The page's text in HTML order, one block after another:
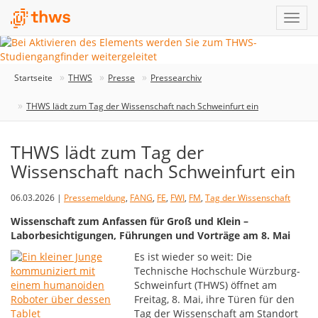
Startseite THWS Presse Pressearchiv
THWS lädt zum Tag der Wissenschaft nach Schweinfurt ein
THWS lädt zum Tag der
Wissenschaft nach Schweinfurt ein
06.03.2026 | Pressemeldung, FANG, FE, FWI, FM, Tag der Wissenschaft
Wissenschaft zum Anfassen für Groß und Klein –
Laborbesichtigungen, Führungen und Vorträge am 8. Mai
Es ist wieder so weit: Die
Technische Hochschule Würzburg-
Schweinfurt (THWS) öffnet am
Freitag, 8. Mai, ihre Türen für den
Tag der Wissenschaft am Standort